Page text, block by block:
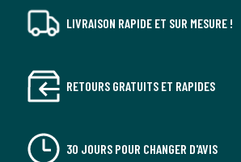
LIVRAISON RAPIDE ET SUR MESURE !
RETOURS GRATUITS ET RAPIDES
30 JOURS POUR CHANGER D'AVIS